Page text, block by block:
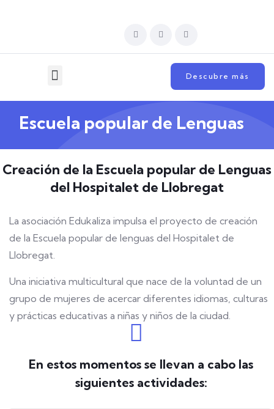
Descubre más
Escuela popular de Lenguas
Creación de la Escuela popular de Lenguas
del Hospitalet de Llobregat
La asociación Edukaliza impulsa el proyecto de creación
de la Escuela popular de lenguas del Hospitalet de
Llobregat.
Una iniciativa multicultural que nace de la voluntad de un
grupo de mujeres de acercar diferentes idiomas, culturas
y prácticas educativas a niñas y niños de la ciudad.
En estos momentos se llevan a cabo las
siguientes actividades: